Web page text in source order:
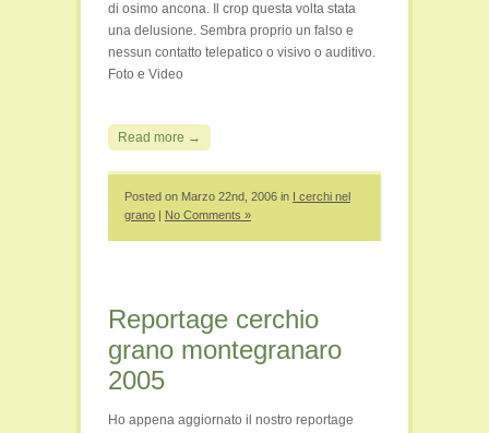
di osimo ancona. Il crop questa volta stata
una delusione. Sembra proprio un falso e
nessun contatto telepatico o visivo o auditivo.
Foto e Video
Read more →
Posted on Marzo 22nd, 2006 in I cerchi nel
grano | No Comments »
Reportage cerchio
grano montegranaro
2005
Ho appena aggiornato il nostro reportage